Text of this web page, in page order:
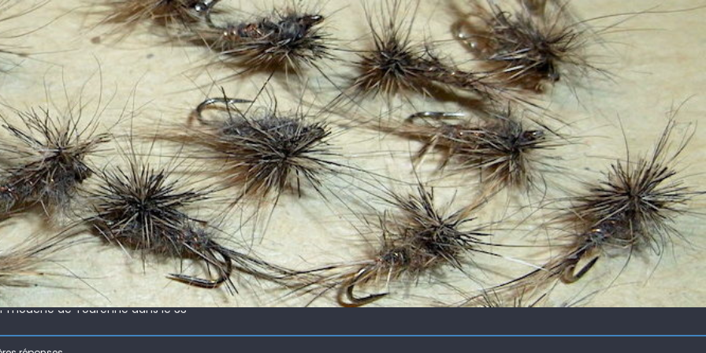
!
de Tourenne dans le 33
( 63 )